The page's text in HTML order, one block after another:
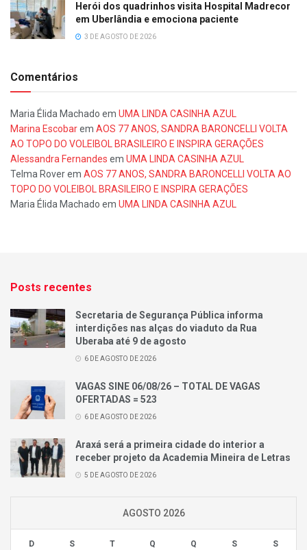
Herói dos quadrinhos visita Hospital Madrecor
em Uberlândia e emociona paciente
3 DE AGOSTO DE 2026
Comentários
Maria Élida Machado em UMA LINDA CASINHA AZUL
Marina Escobarem AOS 77 ANOS, SANDRA BARONCELLI VOLTA
AO TOPO DO VOLEIBOL BRASILEIRO E INSPIRA GERAÇÕES
Alessandra Fernandes em UMA LINDA CASINHA AZUL
Telma Roverem AOS 77 ANOS, SANDRA BARONCELLI VOLTA AO
TOPO DO VOLEIBOL BRASILEIRO E INSPIRA GERAÇÕES
Maria Élida Machado em UMA LINDA CASINHA AZUL
Posts recentes
Secretaria de Segurança Pública informa
interdições nas alças do viaduto da Rua
Uberaba até 9 de agosto
6 DE AGOSTO DE 2026
VAGAS SINE 06/08/26 – TOTAL DE VAGAS
OFERTADAS = 523
6 DE AGOSTO DE 2026
Araxá será a primeira cidade do interior a
receber projeto da Academia Mineira de Letras
5 DE AGOSTO DE 2026
AGOSTO 2026
D S T Q Q S S